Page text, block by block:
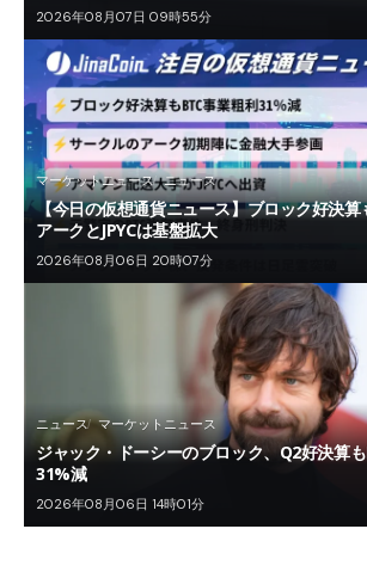
2026年08月07日 09時55分
マーケットニュース ニュース
【今日の仮想通貨ニュース】ブロック好決算
アークとJPYCは基盤拡大
2026年08月06日 20時07分
ニュース マーケットニュース
ジャック・ドーシーのブロック、Q2好決算
31%減
2026年08月06日 14時01分